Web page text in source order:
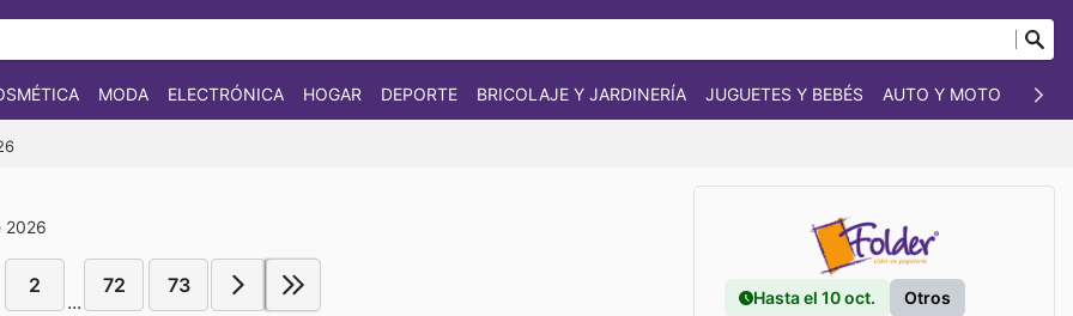
MODA ELECTRÓNICA HOGAR DEPORTE BRICOLAJE Y JARDINERÍA JUGUETES Y BEBÉS AUTO Y MOTO
2026
2
...
72 73
Hasta el 10 oct. Otros